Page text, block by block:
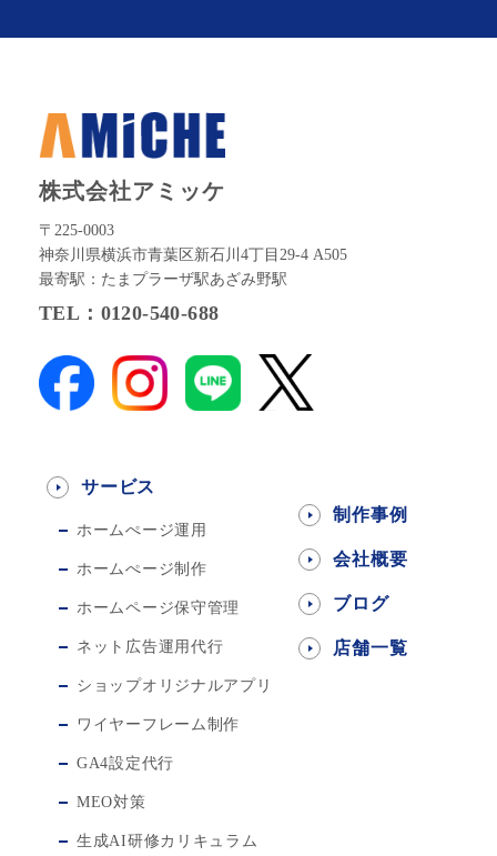
株式会社アミッケ
〒225-0003
神奈川県横浜市青葉区新石川4丁目29-4 A505
最寄駅：たまプラーザ駅あざみ野駅
TEL：0120-540-688
サービス
ホームぺージ運用
ホームぺージ制作
ホームページ保守管理
ネット広告運用代行
ショップオリジナルアプリ
ワイヤーフレーム制作
GA4設定代行
MEO対策
生成AI研修カリキュラム
制作事例
会社概要
ブログ
店舗一覧